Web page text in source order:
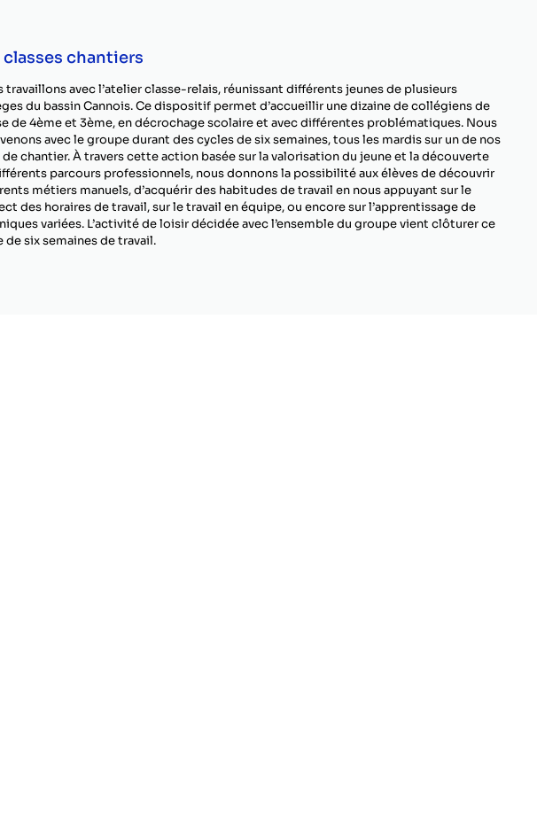
classes chantiers
travaillons avec l’atelier classe-relais, réunissant différents jeunes de plusieurs
du bassin Cannois. Ce dispositif permet d’accueillir une dizaine de collégiens de
de 4ème et 3ème, en décrochage scolaire et avec différentes problématiques. Nous
avec le groupe durant des cycles de six semaines, tous les mardis sur un de nos
chantier. À travers cette action basée sur la valorisation du jeune et la découverte
parcours professionnels, nous donnons la possibilité aux élèves de découvrir
métiers manuels, d’acquérir des habitudes de travail en nous appuyant sur le
des horaires de travail, sur le travail en équipe, ou encore sur l’apprentissage de
variées. L’activité de loisir décidée avec l’ensemble du groupe vient clôturer ce
de six semaines de travail.